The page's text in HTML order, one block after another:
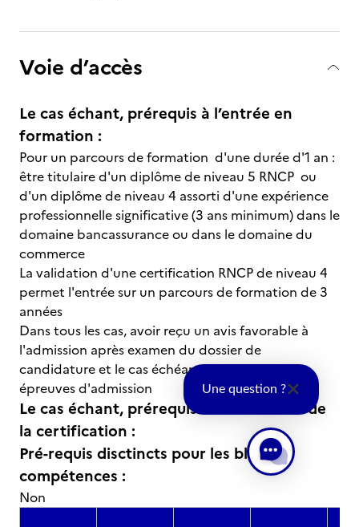
Voie d’accès
Le cas échant, prérequis à l’entrée en
formation :
Pour un parcours de formation d'une durée d'1 an :
être titulaire d'un diplôme de niveau 5 RNCP ou
d'un diplôme de niveau 4 assorti d'une expérience
professionnelle significative (3 ans minimum) dans le
domaine bancassurance ou dans le domaine du
commerce
La validation d'une certification RNCP de niveau 4
permet l'entrée sur un parcours de formation de 3
années
Dans tous les cas, avoir reçu un avis favorable à
l'admission après examen du dossier de
candidature et le cas échéant, passage des
épreuves d'admission
Le cas échant, prérequis à la validation de
la certification :
Pré-requis disctincts pour les blocs de
compétences :
Non
Une question ?